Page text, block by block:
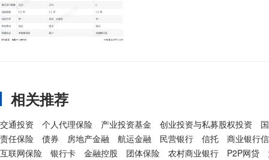
相关推荐
交通投资 个人代理保险 产业投资基金 创业投资与私募股权投资
责任保险
债券 房地产金融 航运金融 民营银行 信托
商业银行
互联网保险
银行卡 金融控股 团体保险 农村商业银行 P2P网贷